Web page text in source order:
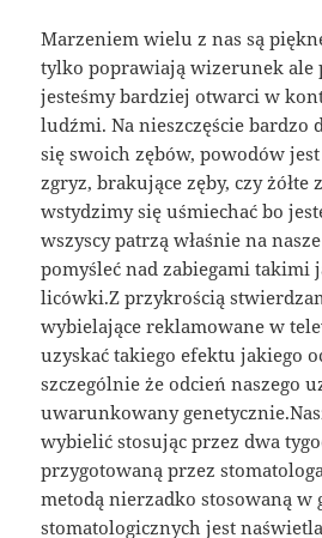
Marzeniem wielu z nas są
tylko poprawiają wizerunek ale
jesteśmy bardziej otwarci w
ludźmi. Na nieszczęście bardzo
się swoich zębów, powodów
zgryz, brakujące zęby, czy żółte
wstydzimy się uśmiechać bo
wszyscy patrzą właśnie na
pomyśleć nad zabiegami takimi
licówki.Z przykrością
wybielające reklamowane w
uzyskać takiego efektu jakiego
szczególnie że odcień naszego
uwarunkowany
wybielić stosując przez dwa
przygotowaną przez
metodą nierzadko stosowaną w
stomatologicznych jest